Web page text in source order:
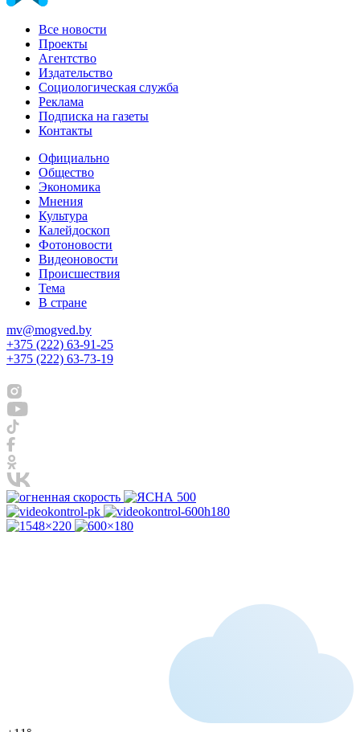
Все новости
Проекты
Агентство
Издательство
Социологическая служба
Реклама
Подписка на газеты
Контакты
Официально
Общество
Экономика
Мнения
Культура
Калейдоскоп
Фотоновости
Видеоновости
Происшествия
Тема
В стране
mv@mogved.by
+375 (222) 63-91-25
+375 (222) 63-73-19